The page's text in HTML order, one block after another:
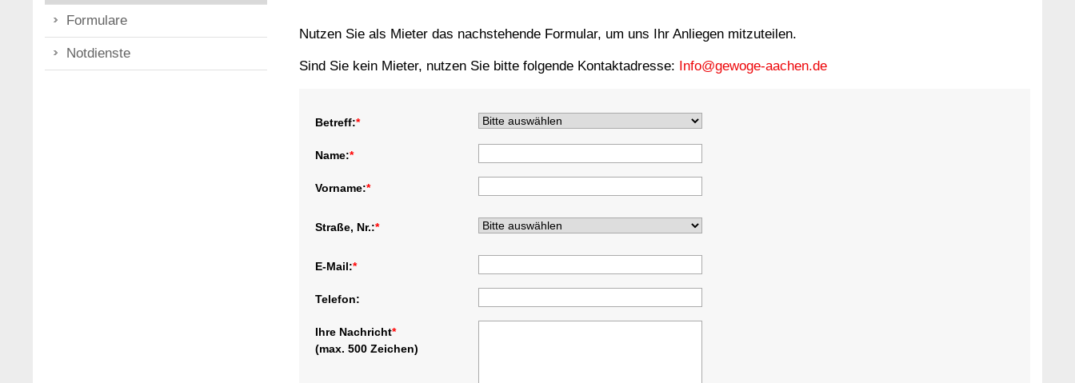
Formulare
Notdienste
Nutzen Sie als Mieter das nachstehende Formular, um uns Ihr Anliegen mitzuteilen.
Sind Sie kein Mieter, nutzen Sie bitte folgende Kontaktadresse: Info@gewoge-aachen.de
Betreff:*
Name:*
Vorname:*
Straße, Nr.:*
E-Mail:*
Telefon:
Ihre Nachricht*
(max. 500 Zeichen)